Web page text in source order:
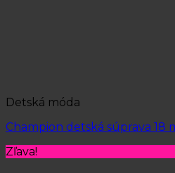
Detská móda
Champion detská súprava 18
Zľava!